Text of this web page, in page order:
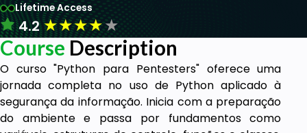
Lifetime Access
4.2★★★★★
Course Description
O curso "Python para Pentesters" oferece uma
jornada completa no uso de Python aplicado à
segurança da informação. Inicia com a preparação
do ambiente e passa por fundamentos como